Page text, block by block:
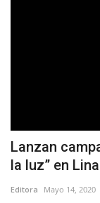
Política
Espectáculos
Lanzan
la luz” en
Editora Mayo 14, 2020